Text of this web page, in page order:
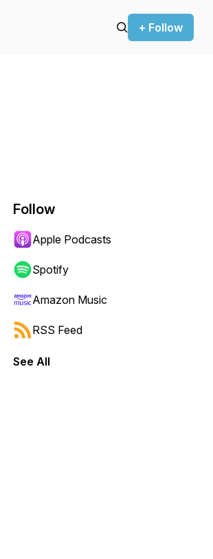
+ Follow
Follow
Apple Podcasts
Spotify
Amazon Music
RSS Feed
See All